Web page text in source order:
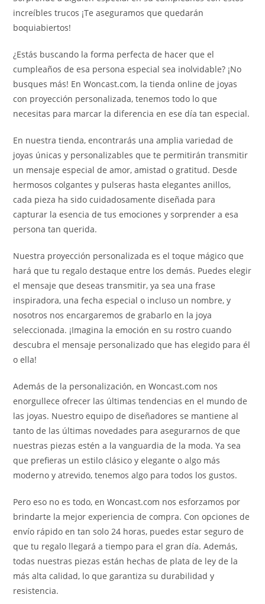
increíbles trucos ¡Te aseguramos que quedarán
boquiabiertos!
¿Estás buscando la forma perfecta de hacer que el
cumpleaños de esa persona especial sea inolvidable? ¡No
busques más! En Woncast.com, la tienda online de joyas
con proyección personalizada, tenemos todo lo que
necesitas para marcar la diferencia en ese día tan especial.
En nuestra tienda, encontrarás una amplia variedad de
joyas únicas y personalizables que te permitirán transmitir
un mensaje especial de amor, amistad o gratitud. Desde
hermosos colgantes y pulseras hasta elegantes anillos,
cada pieza ha sido cuidadosamente diseñada para
capturar la esencia de tus emociones y sorprender a esa
persona tan querida.
Nuestra proyección personalizada es el toque mágico que
hará que tu regalo destaque entre los demás. Puedes elegir
el mensaje que deseas transmitir, ya sea una frase
inspiradora, una fecha especial o incluso un nombre, y
nosotros nos encargaremos de grabarlo en la joya
seleccionada. ¡Imagina la emoción en su rostro cuando
descubra el mensaje personalizado que has elegido para él
o ella!
Además de la personalización, en Woncast.com nos
enorgullece ofrecer las últimas tendencias en el mundo de
las joyas. Nuestro equipo de diseñadores se mantiene al
tanto de las últimas novedades para asegurarnos de que
nuestras piezas estén a la vanguardia de la moda. Ya sea
que prefieras un estilo clásico y elegante o algo más
moderno y atrevido, tenemos algo para todos los gustos.
Pero eso no es todo, en Woncast.com nos esforzamos por
brindarte la mejor experiencia de compra. Con opciones de
envío rápido en tan solo 24 horas, puedes estar seguro de
que tu regalo llegará a tiempo para el gran día. Además,
todas nuestras piezas están hechas de plata de ley de la
más alta calidad, lo que garantiza su durabilidad y
resistencia.